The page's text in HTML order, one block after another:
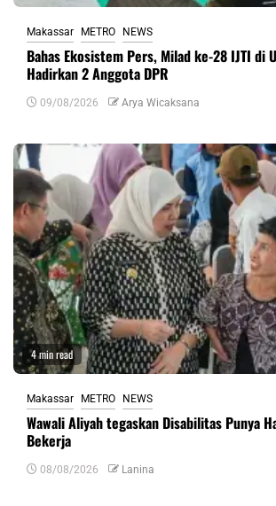
Makassar METRO NEWS
Bahas Ekosistem Pers, Milad ke-28 IJTI di
Hadirkan 2 Anggota DPR
09/08/2026 Arya Wicaksana
4 min read
Makassar METRO NEWS
Wawali Aliyah tegaskan Disabilitas Punya
Bekerja
08/08/2026 Lanina